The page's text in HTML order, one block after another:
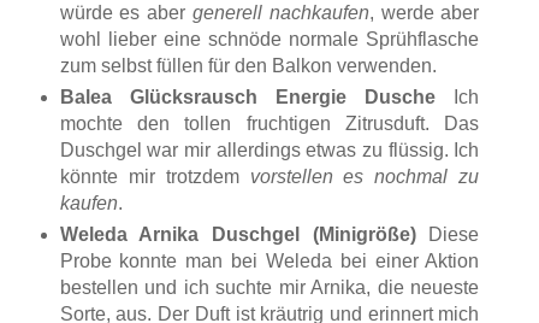
würde es aber generell nachkaufen, werde aber
wohl lieber eine schnöde normale Sprühflasche
zum selbst füllen für den Balkon verwenden.
Balea Glücksrausch Energie Dusche Ich
mochte den tollen fruchtigen Zitrusduft. Das
Duschgel war mir allerdings etwas zu flüssig. Ich
könnte mir trotzdem vorstellen es nochmal zu
kaufen.
Weleda Arnika Duschgel (Minigröße)Diese
Probe konnte man bei Weleda bei einer Aktion
bestellen und ich suchte mir Arnika, die neueste
Sorte, aus. Der Duft ist kräutrig und erinnert mich